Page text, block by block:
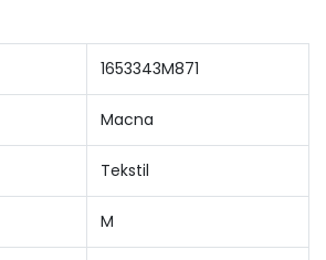
1653343M871
Macna
Tekstil
M